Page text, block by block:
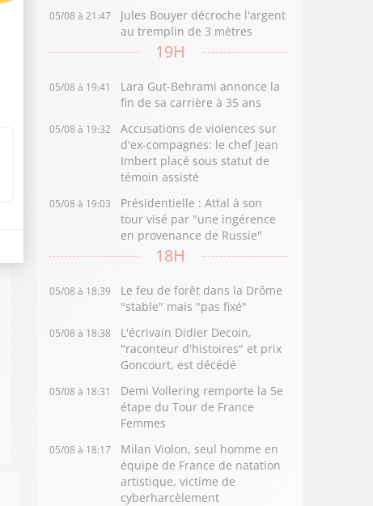
05/08 à 21:47
Jules Bouyer décroche l'argent
au tremplin de 3 mètres
19H
05/08 à 19:41
Lara Gut-Behrami annonce la
fin de sa carrière à 35 ans
05/08 à 19:32
Accusations de violences sur
d'ex-compagnes: le chef Jean
Imbert placé sous statut de
témoin assisté
05/08 à 19:03
Présidentielle : Attal à son
tour visé par "une ingérence
en provenance de Russie"
18H
05/08 à 18:39
Le feu de forêt dans la Drôme
"stable" mais "pas fixé"
05/08 à 18:38
L'écrivain Didier Decoin,
"raconteur d'histoires" et prix
Goncourt, est décédé
05/08 à 18:31
Demi Vollering remporte la 5e
étape du Tour de France
Femmes
05/08 à 18:17
Milan Violon, seul homme en
équipe de France de natation
artistique, victime de
cyberharcèlement